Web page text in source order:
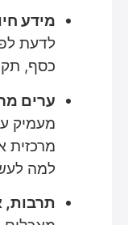
מידע
לדעת
כסף,
ערים
מעמיק
מרכזית
למה
תרבות,